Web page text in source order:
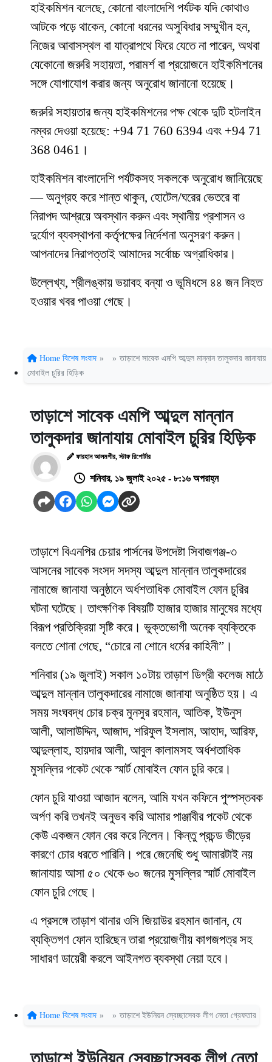
হাইকমিশন বলেছে, কোনো বাংলাদেশি পর্যটক যদি কোথাও
আটকে পড়ে থাকেন, কোনো ধরনের অসুবিধার সম্মুখীন হন,
নিজের আবাসস্থল বা যাত্রাপথে ফিরে যেতে না পারেন, অথবা
যেকোনো জরুরি সহায়তা, পরামর্শ বা প্রয়োজনে হাইকমিশনের
সঙ্গে যোগাযোগ করার জন্য অনুরোধ জানানো হয়েছে।
জরুরি সহায়তার জন্য হাইকমিশনের পক্ষ থেকে দুটি হটলাইন
নম্বর দেওয়া হয়েছে: +94 71 760 6394 এবং +94 71
368 0461।
হাইকমিশন বাংলাদেশি পর্যটকসহ সকলকে অনুরোধ জানিয়েছে
— অনুগ্রহ করে শান্ত থাকুন, হোটেল/ঘরের ভেতরে বা
নিরাপদ আশ্রয়ে অবস্থান করুন এবং স্থানীয় প্রশাসন ও
দুর্যোগ ব্যবস্থাপনা কর্তৃপক্ষের নির্দেশনা অনুসরণ করুন।
আপনাদের নিরাপত্তাই আমাদের সর্বোচ্চ অগ্রাধিকার।
উল্লেখ্য, শ্রীলঙ্কায় ভয়াবহ বন্যা ও ভূমিধসে ৪৪ জন নিহত
হওয়ার খবর পাওয়া গেছে।
Home বিশেষ সংবাদ » » তাড়াশে সাবেক এমপি আব্দুল মান্নান তালুকদার জানাযায়
মোবাইল চুরির হিড়িক
তাড়াশে সাবেক এমপি আব্দুল মান্নান
তালুকদার জানাযায় মোবাইল চুরির হিড়িক
ফারহান আলমগীর, স্টাফ রিপোর্টার
শনিবার, ১৯ জুলাই ২০২৫ - ৮:১৬ অপরাহ্ন
তাড়াশে বিএনপির চেয়ার পার্সনের উপদেষ্টা সিবাজগঞ্জ-৩
আসনের সাবেক সংসদ সদস্য আব্দুল মান্নান তালুকদারের
নামাজে জানাযা অনুষ্ঠানে অর্ধশতাধিক মোবাইল ফোন চুরির
ঘটনা ঘটেছে। তাৎক্ষণিক বিষয়টি হাজার হাজার মানুষের মধ্যে
বিরূপ প্রতিক্রিয়া সৃষ্টি করে। ভুক্তভোগী অনেক ব্যক্তিকে
বলতে শোনা গেছে, “চোরে না শোনে ধর্মের কাহিনী”।
শনিবার (১৯ জুলাই) সকাল ১০টায় তাড়াশ ডিগ্রী কলেজ মাঠে
আব্দুল মান্নান তালুকদারের নামাজে জানাযা অনুষ্ঠিত হয়। এ
সময় সংঘবদ্ধ চোর চক্র মুনসুর রহমান, আতিক, ইউনুস
আলী, আলাউদ্দিন, আজাদ, শরিফুল ইসলাম, আহাদ, আরিফ,
আব্দুল্লাহ, হায়দার আলী, আবুল কালামসহ অর্ধশতাধিক
মুসল্লির পকেট থেকে স্মার্ট মোবাইল ফোন চুরি করে।
ফোন চুরি যাওয়া আজাদ বলেন, আমি যখন কফিনে পুস্পস্তবক
অর্পণ করি তখনই অনুভব করি আমার পাঞ্জাবীর পকেট থেকে
কেউ একজন ফোন বের করে নিলেন। কিন্তু প্রচন্ড ভীড়ের
কারণে চোর ধরতে পারিনি। পরে জেনেছি শুধু আমারটাই নয়
জানাযায় আসা ৫০ থেকে ৬০ জনের মুসল্লির স্মার্ট মোবাইল
ফোন চুরি গেছে।
এ প্রসঙ্গে তাড়াশ থানার ওসি জিয়াউর রহমান জানান, যে
ব্যক্তিগণ ফোন হারিছেন তারা প্রয়োজণীয় কাগজপত্র সহ
সাধারণ ডায়েরী করলে আইনগত ব্যবস্থা নেয়া হবে।
Home বিশেষ সংবাদ » » তাড়াশে ইউনিয়ন স্বেচ্ছাসেবক লীগ নেতা গ্রেফতার